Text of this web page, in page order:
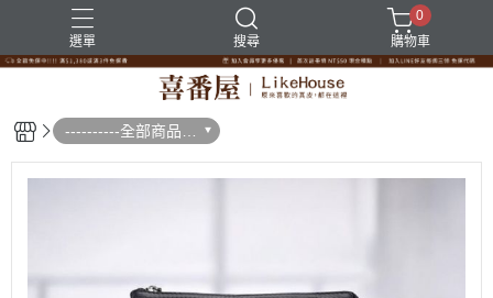
選單 搜尋
0
購物車
----------全部商品--
--------